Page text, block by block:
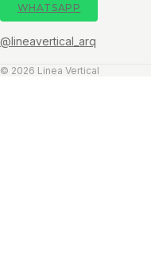
WHATSAPP
@lineavertical_arq
© 2026 Linea Vertical